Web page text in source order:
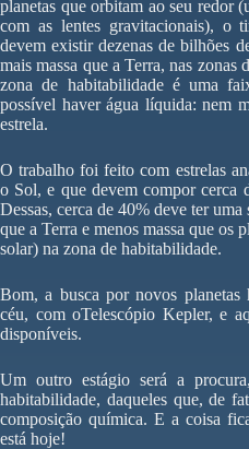
planetas que orbitam ao seu redor
com as lentes gravitacionais), o
devem existir dezenas de bilhões
mais massa que a Terra, nas zonas
zona de habitabilidade é uma
possível haver água líquida: nem
estrela.
O trabalho foi feito com estrelas
o Sol, e que devem compor cerca
Dessas, cerca de 40% deve ter
que a Terra e menos massa que os
solar) na zona de habitabilidade.
Bom, a busca por novos planetas
céu, com oTelescópio Kepler, e
disponíveis.
Um outro estágio será a
habitabilidade, daqueles que, de
composição química. E a coisa
está hoje!